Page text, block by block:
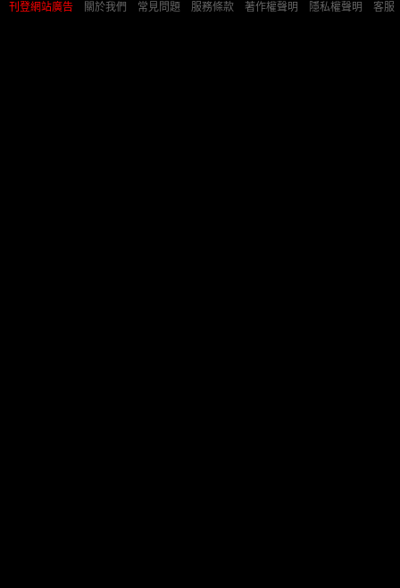
刊登網站廣告 關於我們 常見問題 服務條款 著作權聲明 隱私權聲明 客服